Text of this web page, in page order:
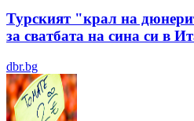
Турският "крал на
за сватбата на сина си в
dbr.bg